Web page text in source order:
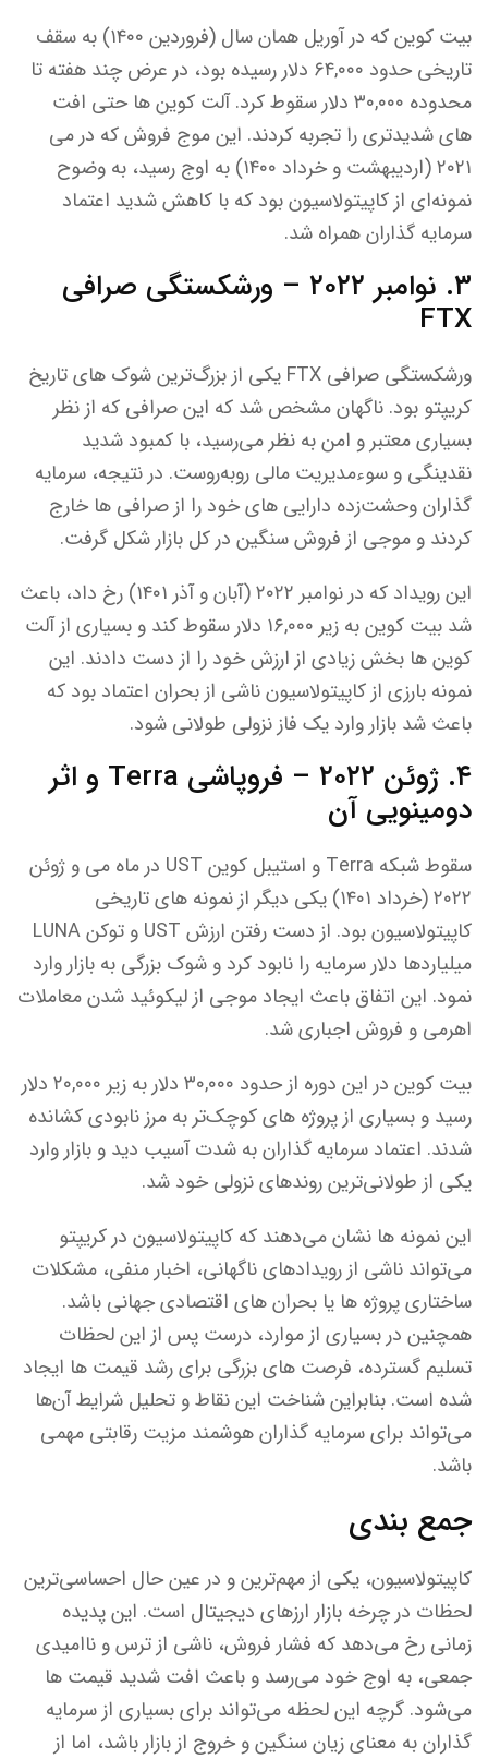
بیت کوین که در آوریل همان سال (فروردین ۱۴۰۰) به سقف
تاریخی حدود ۶۴,۰۰۰ دلار رسیده بود، در عرض چند هفته تا
محدوده ۳۰,۰۰۰ دلار سقوط کرد. آلت کوین ها حتی افت
های شدیدتری را تجربه کردند. این موج فروش که در می
۲۰۲۱ (اردیبهشت و خرداد ۱۴۰۰) به اوج رسید، به وضوح
نمونه‌ای از کاپیتولاسیون بود که با کاهش شدید اعتماد
سرمایه گذاران همراه شد.
۳. نوامبر ۲۰۲۲ – ورشکستگی صرافی
FTX
ورشکستگی صرافی FTX یکی از بزرگ‌ترین شوک های تاریخ
کریپتو بود. ناگهان مشخص شد که این صرافی که از نظر
بسیاری معتبر و امن به نظر می‌رسید، با کمبود شدید
نقدینگی و سوءمدیریت مالی روبه‌روست. در نتیجه، سرمایه
گذاران وحشت‌زده دارایی های خود را از صرافی ها خارج
کردند و موجی از فروش سنگین در کل بازار شکل گرفت.
این رویداد که در نوامبر ۲۰۲۲ (آبان و آذر ۱۴۰۱) رخ داد، باعث
شد بیت کوین به زیر ۱۶,۰۰۰ دلار سقوط کند و بسیاری از آلت
کوین ها بخش زیادی از ارزش خود را از دست دادند. این
نمونه بارزی از کاپیتولاسیون ناشی از بحران اعتماد بود که
باعث شد بازار وارد یک فاز نزولی طولانی شود.
۴. ژوئن ۲۰۲۲ – فروپاشی Terra و اثر
دومینویی آن
سقوط شبکه Terra و استیبل کوین UST در ماه می و ژوئن
۲۰۲۲ (خرداد ۱۴۰۱) یکی دیگر از نمونه های تاریخی
کاپیتولاسیون بود. از دست رفتن ارزش UST و توکن LUNA
میلیاردها دلار سرمایه را نابود کرد و شوک بزرگی به بازار وارد
نمود. این اتفاق باعث ایجاد موجی از لیکوئید شدن معاملات
اهرمی و فروش اجباری شد.
بیت کوین در این دوره از حدود ۳۰,۰۰۰ دلار به زیر ۲۰,۰۰۰ دلار
رسید و بسیاری از پروژه های کوچک‌تر به مرز نابودی کشانده
شدند. اعتماد سرمایه گذاران به شدت آسیب دید و بازار وارد
یکی از طولانی‌ترین روندهای نزولی خود شد.
این نمونه ها نشان می‌دهند که کاپیتولاسیون در کریپتو
می‌تواند ناشی از رویدادهای ناگهانی، اخبار منفی، مشکلات
ساختاری پروژه ها یا بحران های اقتصادی جهانی باشد.
همچنین در بسیاری از موارد، درست پس از این لحظات
تسلیم گسترده، فرصت های بزرگی برای رشد قیمت ها ایجاد
شده است. بنابراین شناخت این نقاط و تحلیل شرایط آن‌ها
می‌تواند برای سرمایه گذاران هوشمند مزیت رقابتی مهمی
باشد.
جمع بندی
کاپیتولاسیون، یکی از مهم‌ترین و در عین حال احساسی‌ترین
لحظات در چرخه بازار ارزهای دیجیتال است. این پدیده
زمانی رخ می‌دهد که فشار فروش، ناشی از ترس و ناامیدی
جمعی، به اوج خود می‌رسد و باعث افت شدید قیمت ها
می‌شود. گرچه این لحظه می‌تواند برای بسیاری از سرمایه
گذاران به معنای زیان سنگین و خروج از بازار باشد، اما از